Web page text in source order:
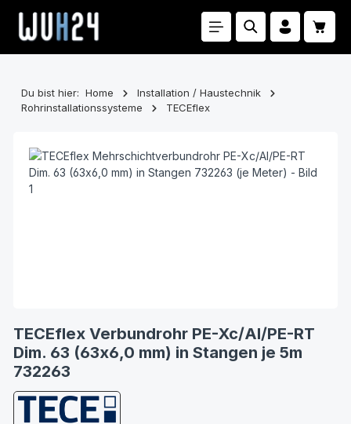
Zum Hauptinhalt springen
Du bist hier: Home
Installation / Haustechnik
Rohrinstallationssysteme
TECEflex
TECEflex Verbundrohr PE-Xc/Al/PE-RT
Dim. 63 (63x6,0 mm) in Stangen je 5m
732263